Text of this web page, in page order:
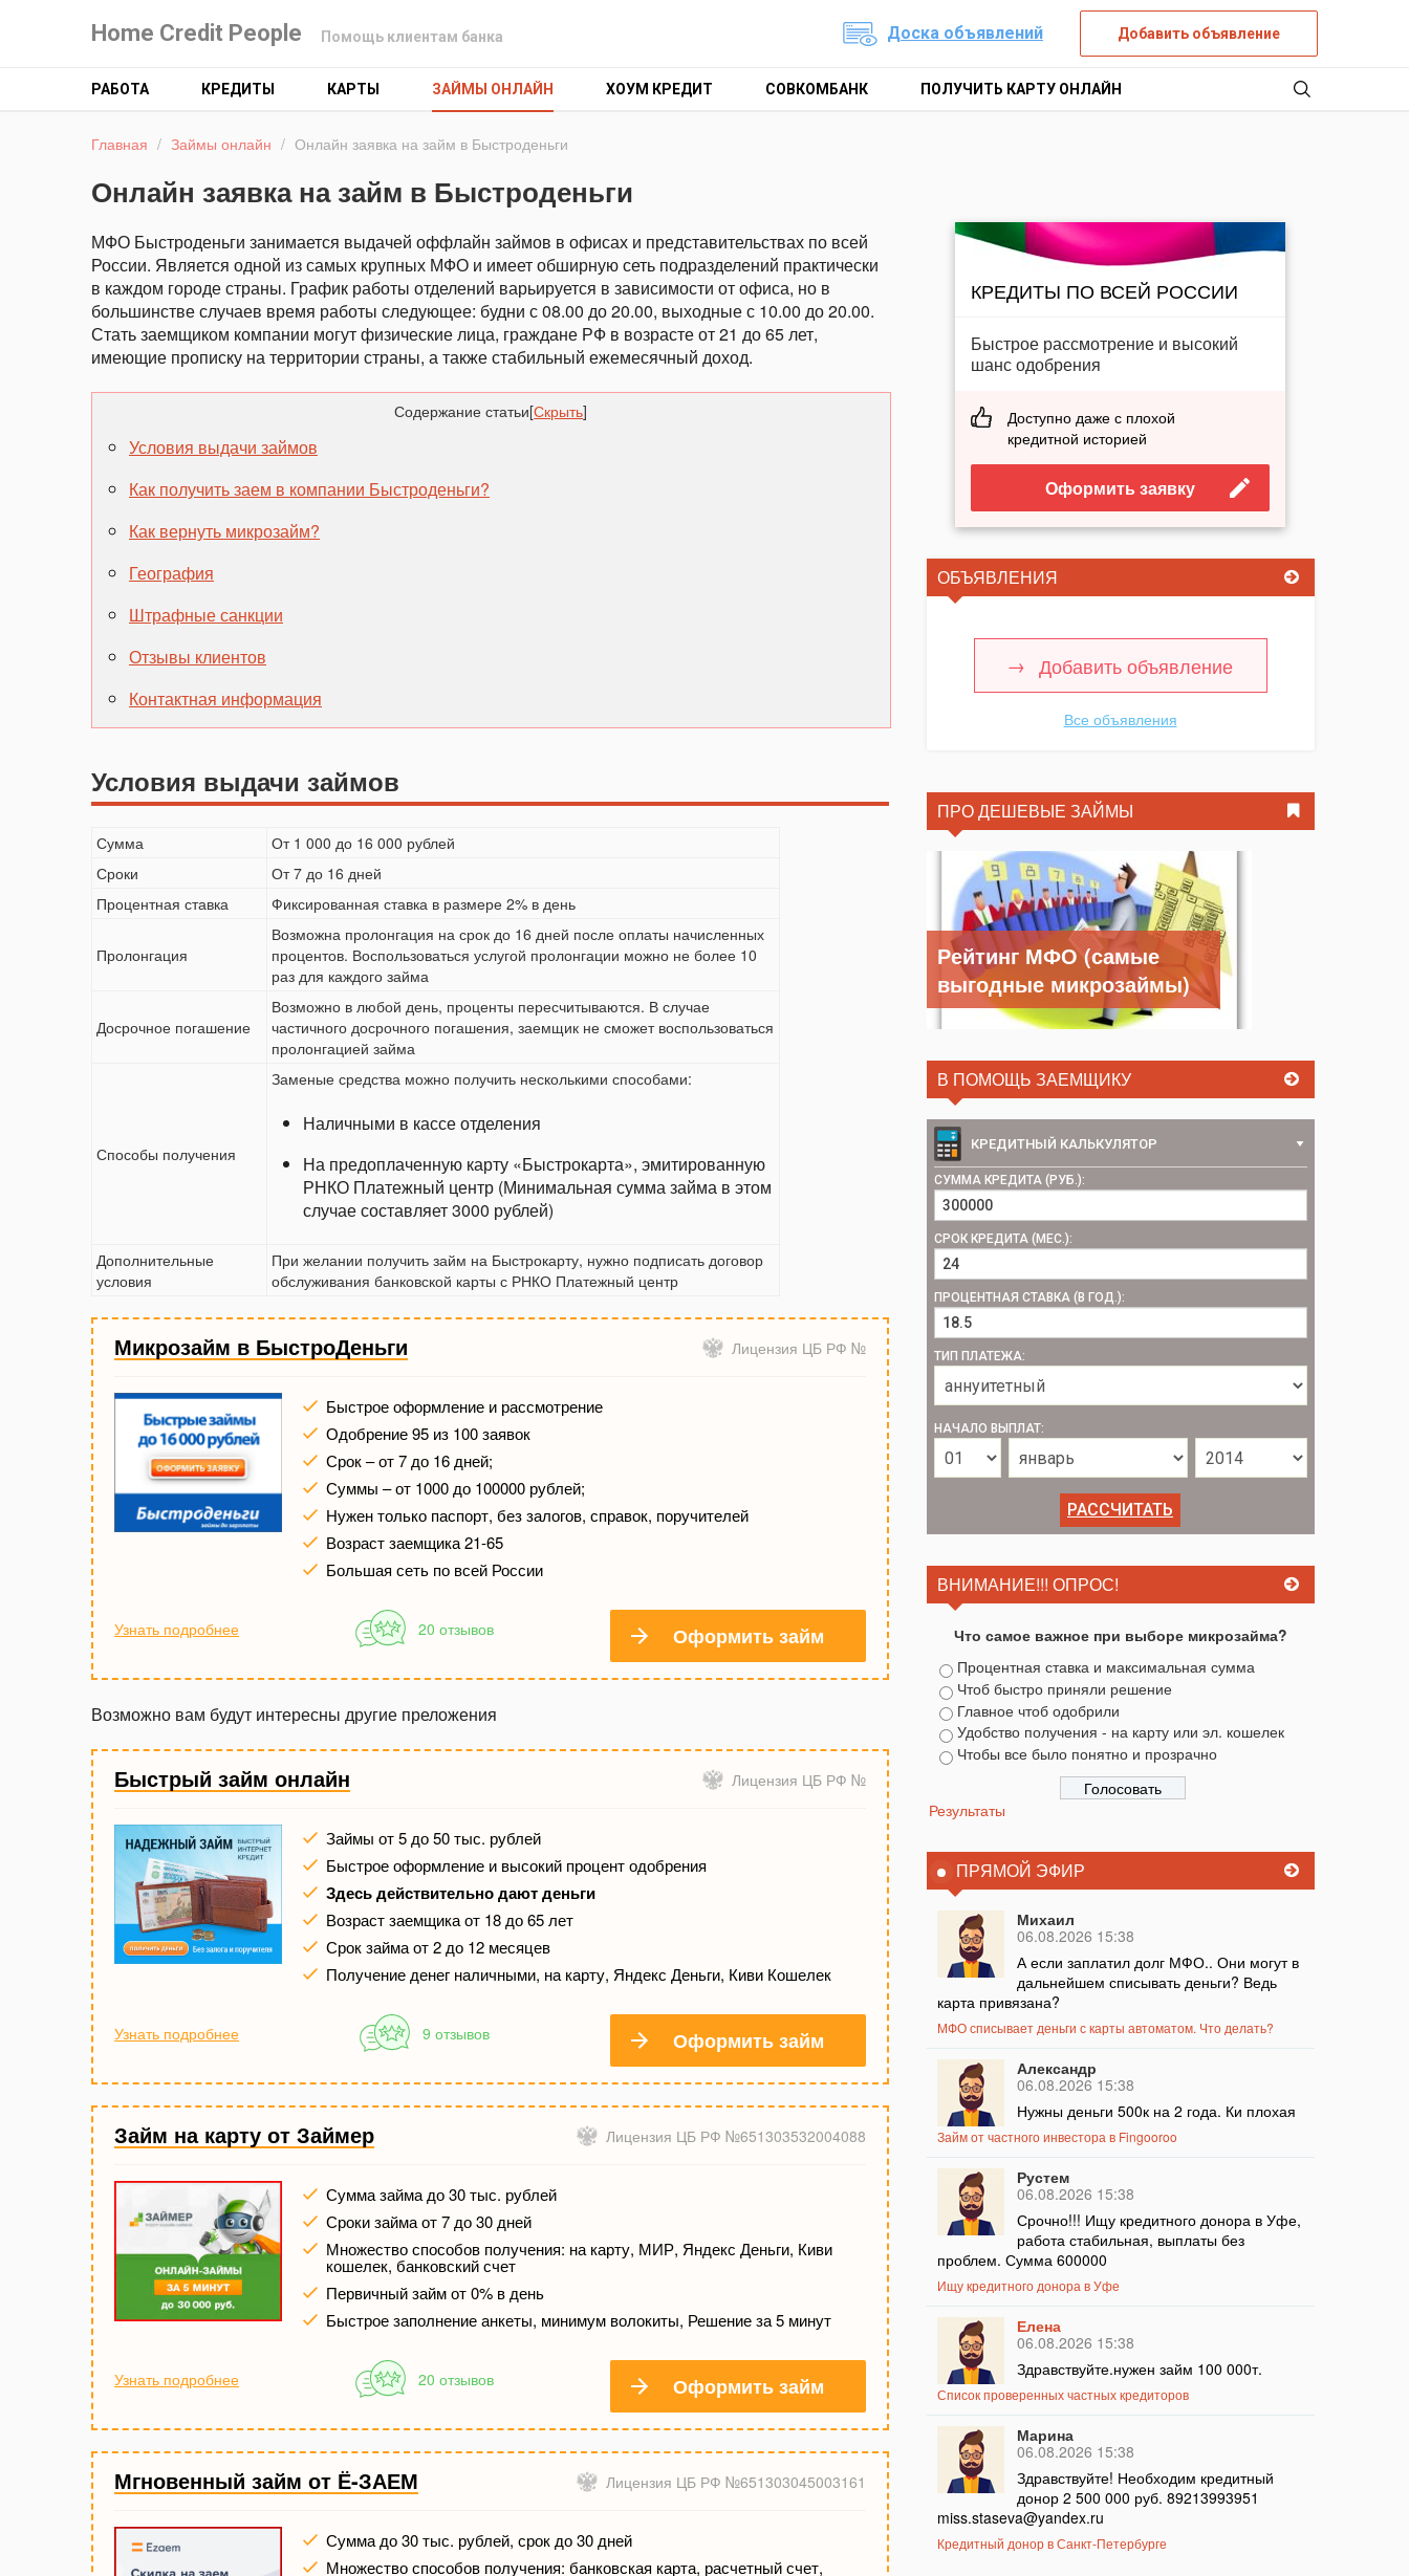
Home Credit People Помощь клиентам банка Доска объявлений Добавить объявление
РАБОТА КРЕДИТЫ КАРТЫ ЗАЙМЫ ОНЛАЙН ХОУМ КРЕДИТ СОВКОМБАНК ПОЛУЧИТЬ КАРТУ ОНЛАЙН
Главная / Займы онлайн / Онлайн заявка на займ в Быстроденьги
Онлайн заявка на займ в Быстроденьги
МФО Быстроденьги занимается выдачей оффлайн займов в офисах и представительствах по всей
России. Является одной из самых крупных МФО и имеет обширную сеть подразделений практически
в каждом городе страны. График работы отделений варьируется в зависимости от офиса, но в
большинстве случаев время работы следующее: будни с 08.00 до 20.00, выходные с 10.00 до 20.00.
Стать заемщиком компании могут физические лица, граждане РФ в возрасте от 21 до 65 лет,
имеющие прописку на территории страны, а также стабильный ежемесячный доход.
Содержание статьи[Скрыть]
Условия выдачи займов
Как получить заем в компании Быстроденьги?
Как вернуть микрозайм?
География
Штрафные санкции
Отзывы клиентов
Контактная информация
Условия выдачи займов
Сумма
От 1 000 до 16 000 рублей
Сроки
От 7 до 16 дней
Процентная ставка
Фиксированная ставка в размере 2% в день
Пролонгация
Возможна пролонгация на срок до 16 дней после оплаты начисленных
процентов. Воспользоваться услугой пролонгации можно не более 10
раз для каждого займа
Досрочное погашение
Возможно в любой день, проценты пересчитываются. В случае
частичного досрочного погашения, заемщик не сможет воспользоваться
пролонгацией займа
Способы получения
Заменые средства можно получить несколькими способами:
Наличными в кассе отделения
На предоплаченную карту «Быстрокарта», эмитированную
РНКО Платежный центр (Минимальная сумма займа в этом
случае составляет 3000 рублей)
Дополнительные
условия
При желании получить займ на Быстрокарту, нужно подписать договор
обслуживания банковской карты с РНКО Платежный центр
Микрозайм в БыстроДеньги Лицензия ЦБ РФ №
Быстрое оформление и рассмотрение
Одобрение 95 из 100 заявок
Срок – от 7 до 16 дней;
Суммы – от 1000 до 100000 рублей;
Нужен только паспорт, без залогов, справок, поручителей
Возраст заемщика 21-65
Большая сеть по всей России
Узнать подробнее 20 отзывов Оформить займ
Возможно вам будут интересны другие преложения
Быстрый займ онлайн Лицензия ЦБ РФ №
Займы от 5 до 50 тыс. рублей
Быстрое оформление и высокий процент одобрения
Здесь действительно дают деньги
Возраст заемщика от 18 до 65 лет
Срок займа от 2 до 12 месяцев
Получение денег наличными, на карту, Яндекс Деньги, Киви Кошелек
Узнать подробнее 9 отзывов Оформить займ
Займ на карту от Займер Лицензия ЦБ РФ №651303532004088
Сумма займа до 30 тыс. рублей
Сроки займа от 7 до 30 дней
Множество способов получения: на карту, МИР, Яндекс Деньги, Киви
кошелек, банковский счет
Первичный займ от 0% в день
Быстрое заполнение анкеты, минимум волокиты, Решение за 5 минут
Узнать подробнее 20 отзывов Оформить займ
Мгновенный займ от Ё-ЗАЕМ Лицензия ЦБ РФ №651303045003161
Сумма до 30 тыс. рублей, срок до 30 дней
Множество способов получения: банковская карта, расчетный счет,
КРЕДИТЫ ПО ВСЕЙ РОССИИ
Быстрое рассмотрение и высокий
шанс одобрения
Доступно даже с плохой
кредитной историей
Оформить заявку
ОБЪЯВЛЕНИЯ
Добавить объявление
Все объявления
ПРО ДЕШЕВЫЕ ЗАЙМЫ
Рейтинг МФО (самые
выгодные микрозаймы)
В ПОМОЩЬ ЗАЕМЩИКУ
КРЕДИТНЫЙ КАЛЬКУЛЯТОР
СУММА КРЕДИТА (РУБ.):
СРОК КРЕДИТА (МЕС.):
ПРОЦЕНТНАЯ СТАВКА (В ГОД.):
ТИП ПЛАТЕЖА:
НАЧАЛО ВЫПЛАТ:
ВНИМАНИЕ!!! ОПРОС!
Что самое важное при выборе микрозайма?
Процентная ставка и максимальная сумма
Чтоб быстро приняли решение
Главное чтоб одобрили
Удобство получения - на карту или эл. кошелек
Чтобы все было понятно и прозрачно
Результаты
ПРЯМОЙ ЭФИР
Михаил
06.08.2026 15:38
А если заплатил долг МФО.. Они могут в
дальнейшем списывать деньги? Ведь
карта привязана?
МФО списывает деньги с карты автоматом. Что делать?
Александр
06.08.2026 15:38
Нужны деньги 500к на 2 года. Ки плохая
Займ от частного инвестора в Fingooroo
Рустем
06.08.2026 15:38
Срочно!!! Ищу кредитного донора в Уфе,
работа стабильная, выплаты без
проблем. Сумма 600000
Ищу кредитного донора в Уфе
Елена
06.08.2026 15:38
Здравствуйте.нужен займ 100 000т.
Список проверенных частных кредиторов
Марина
06.08.2026 15:38
Здравствуйте! Необходим кредитный
донор 2 500 000 руб. 89213993951
miss.staseva@yandex.ru
Кредитный донор в Санкт-Петербурге